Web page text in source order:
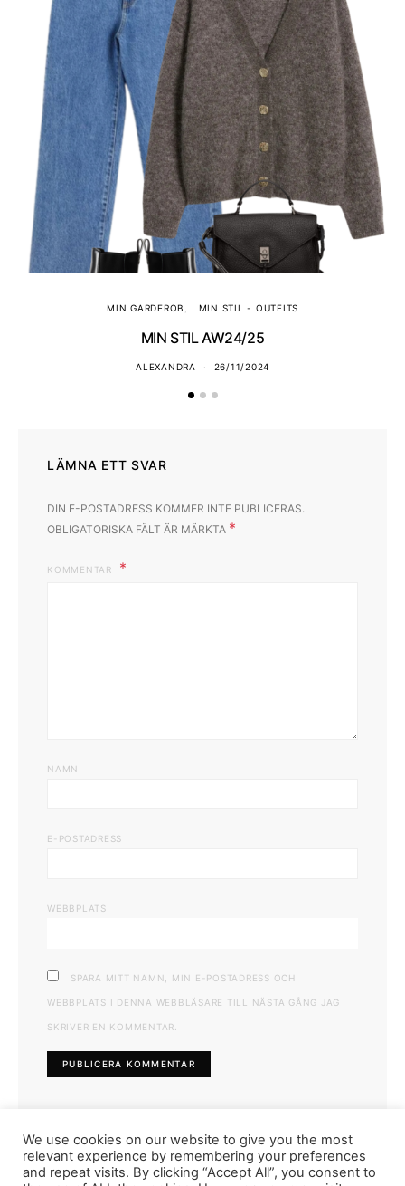
MIN GARDEROB MIN STIL - OUTFITS
MIN STIL AW24/25
ALEXANDRA 26/11/2024
LÄMNA ETT SVAR
DIN E-POSTADRESS KOMMER INTE PUBLICERAS.
OBLIGATORISKA FÄLT ÄR MÄRKTA *
KOMMENTAR
NAMN
E-POSTADRESS
WEBBPLATS
SPARA MITT NAMN, MIN E-POSTADRESS OCH
WEBBPLATS I DENNA WEBBLÄSARE TILL NÄSTA GÅNG JAG
SKRIVER EN KOMMENTAR.
We use cookies on our website to give you the most
relevant experience by remembering your preferences
and repeat visits. By clicking “Accept All”, you consent to